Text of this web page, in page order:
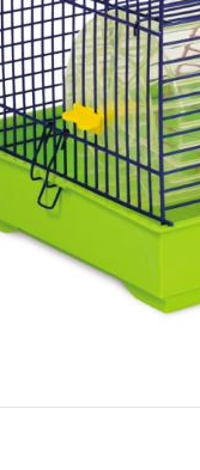
Нажмите, чтобы увеличить